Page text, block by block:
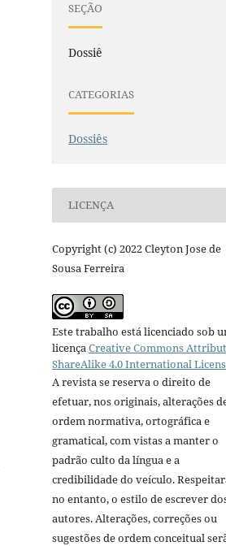
SEÇÃO
Dossiê
CATEGORIAS
Dossiês
LICENÇA
Copyright (c) 2022 Cleyton Jose de
Sousa Ferreira
Este trabalho está licenciado sob
licençaCreative Commons
ShareAlike 4.0 International
A revista se reserva o direito de
efetuar, nos originais, alterações
ordem normativa, ortográfica e
gramatical, com vistas a manter o
padrão culto da língua e a
credibilidade do veículo.
no entanto, o estilo de escrever
autores. Alterações, correções ou
sugestões de ordem conceitual